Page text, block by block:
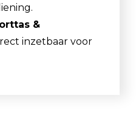
&
inzetbaar voor